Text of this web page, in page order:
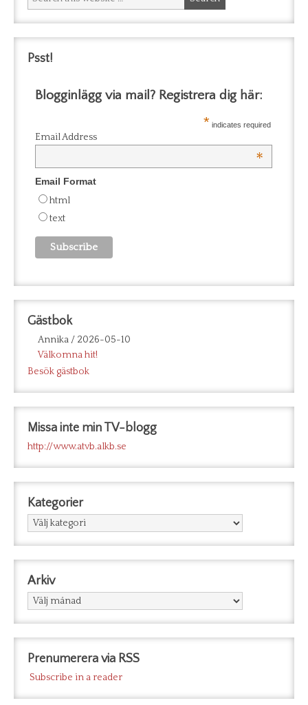
Psst!
Blogginlägg via mail? Registrera dig här:
* indicates required
Email Address
*
Email Format
html
text
Gästbok
Annika/ 2026-05-10
Välkomna hit!
Besök gästbok
Missa inte min TV-blogg
http://www.atvb.alkb.se
Kategorier
Kategorier
Arkiv
Arkiv
Prenumerera via RSS
Subscribe in a reader